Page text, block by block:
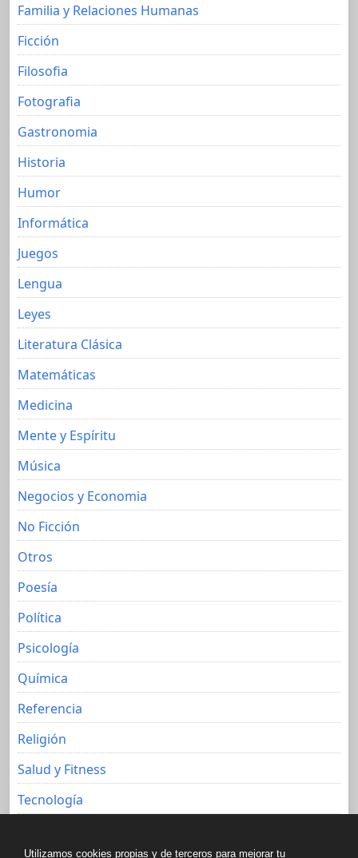
Familia y Relaciones Humanas
Ficción
Filosofia
Fotografia
Gastronomia
Historia
Humor
Informática
Juegos
Lengua
Leyes
Literatura Clásica
Matemáticas
Medicina
Mente y Espíritu
Música
Negocios y Economia
No Ficción
Otros
Poesía
Política
Psicología
Química
Referencia
Religión
Salud y Fitness
Tecnología
Utilizamos cookies propias y de terceros para mejorar tu